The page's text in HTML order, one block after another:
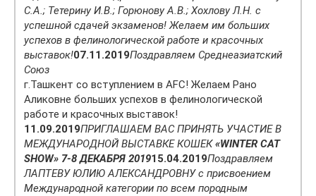
С.А.; Тетерину И.В.; Горюнову А.В.; Хохлову Л.Н. с
успешной сдачей экзаменов! Желаем им больших
успехов в фелинологической работе и красочных
выставок!07.11.2019Поздравляем Среднеазиатский
Союз
г.Ташкент со вступлением в AFC! Желаем Рано
Аликовне больших успехов в фелинологической
работе и красочных выставок!
11.09.2019ПРИГЛАШАЕМ ВАС ПРИНЯТЬ УЧАСТИЕ В
МЕЖДУНАРОДНОЙ ВЫСТАВКЕ КОШЕК«WINTER CAT
SHOW» 7-8 ДЕКАБРЯ 201915.04.2019Поздравляем
ЛАПТЕВУ ЮЛИЮ АЛЕКСАНДРОВНУ с присвоением
Международной категории по всем породным